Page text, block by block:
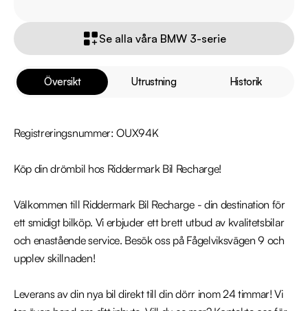
Översikt Utrustning Historik
Registreringsnummer: OUX94K
Köp din drömbil hos Riddermark Bil Recharge!
Välkommen till Riddermark Bil Recharge - din destination för
ett smidigt bilköp. Vi erbjuder ett brett utbud av kvalitetsbilar
och enastående service. Besök oss på Fågelviksvägen 9 och
upplev skillnaden!
Leverans av din nya bil direkt till din dörr inom 24 timmar! Vi
Se alla våra BMW 3-serie